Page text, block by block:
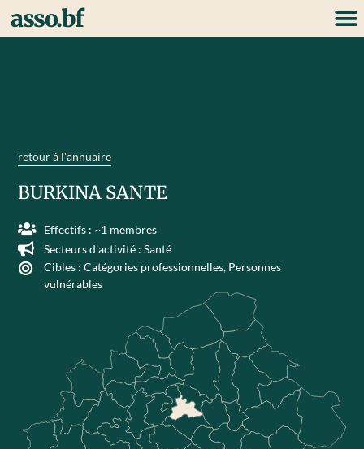
asso.bf
retour à l'annuaire
BURKINA SANTE
Effectifs : ~1 membres
Secteurs d'activité :Santé
Cibles :Catégories professionnelles, Personnes
vulnérables